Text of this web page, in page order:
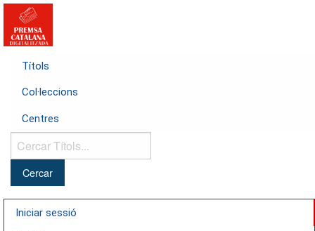
Títols
Col·leccions
Centres
Cercar
Títols...
Iniciar sessió